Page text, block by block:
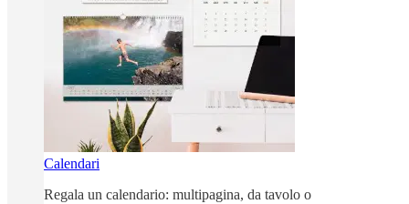
Calendari
Regala un calendario: multipagina, da tavolo o